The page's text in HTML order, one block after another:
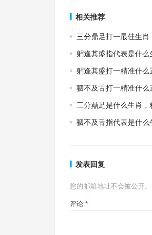
相关推荐
三分鼎足打一最佳生
躬逢其盛指代表是什
躬逢其盛打一精准什
驷不及舌打一精准什
三分鼎足是什么生肖
驷不及舌指代表是什
发表回复
您的邮箱地址不会被公开。
评论 *